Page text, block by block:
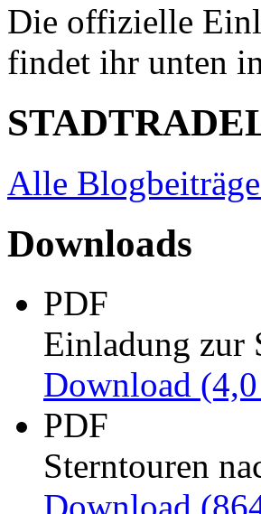
Die offizielle
findet ihr unten
Alle
Downloads
PDF
Einladung zur
Download
PDF
Sterntouren